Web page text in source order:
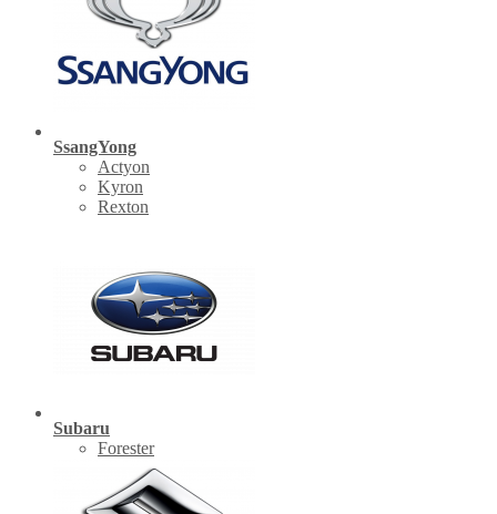
SsangYong
Actyon
Kyron
Rexton
Subaru
Forester